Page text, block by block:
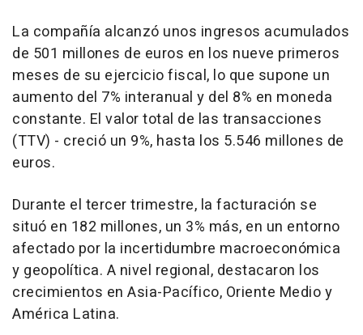
La compañía alcanzó unos ingresos acumulados
de 501 millones de euros en los nueve primeros
meses de su ejercicio fiscal, lo que supone un
aumento del 7% interanual y del 8% en moneda
constante. El valor total de las transacciones
(TTV) - creció un 9%, hasta los 5.546 millones de
euros.
Durante el tercer trimestre, la facturación se
situó en 182 millones, un 3% más, en un entorno
afectado por la incertidumbre macroeconómica
y geopolítica. A nivel regional, destacaron los
crecimientos en Asia-Pacífico, Oriente Medio y
América Latina.